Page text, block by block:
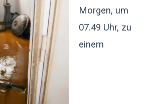
Morgen, um
07.49 Uhr, zu
einem